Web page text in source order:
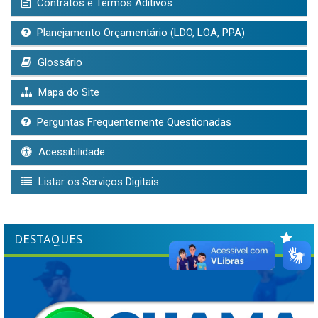
Contratos e Termos Aditivos
Planejamento Orçamentário (LDO, LOA, PPA)
Glossário
Mapa do Site
Perguntas Frequentemente Questionadas
Acessibilidade
Listar os Serviços Digitais
DESTAQUES